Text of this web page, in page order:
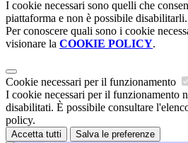
I cookie necessari sono quelli che
piattaforma e non è possibile disabilitarli.
Per conoscere quali sono i cookie
visionare la COOKIE POLICY.
Cookie necessari per il funzionamento
I cookie necessari per il funzionamento
disabilitati. È possibile consultare
policy.
Accetta tutti Salva le preferenze